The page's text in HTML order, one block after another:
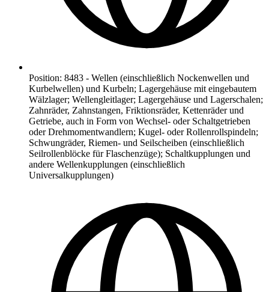
Position: 8483 - Wellen (einschließlich Nockenwellen und
Kurbelwellen) und Kurbeln; Lagergehäuse mit eingebautem
Wälzlager; Wellengleitlager; Lagergehäuse und Lagerschalen;
Zahnräder, Zahnstangen, Friktionsräder, Kettenräder und
Getriebe, auch in Form von Wechsel- oder Schaltgetrieben
oder Drehmomentwandlern; Kugel- oder Rollenrollspindeln;
Schwungräder, Riemen- und Seilscheiben (einschließlich
Seilrollenblöcke für Flaschenzüge); Schaltkupplungen und
andere Wellenkupplungen (einschließlich
Universalkupplungen)